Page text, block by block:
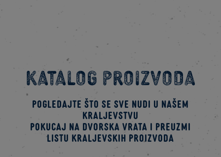
Katalog proizvoda
Pogledajte što se sve nudi u našem
kraljevstvu
Pokucaj na dvorska vrata i preuzmi
listu kraljevskih proizvoda